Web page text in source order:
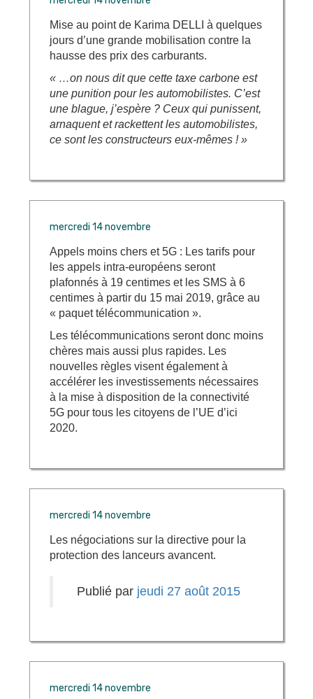
Mise au point de Karima DELLI à quelques
jours d’une grande mobilisation contre la
hausse des prix des carburants.
« …on nous dit que cette taxe carbone est
une punition pour les automobilistes. C’est
une blague, j’espère ? Ceux qui punissent,
arnaquent et rackettent les automobilistes,
ce sont les constructeurs eux-mêmes ! »
mercredi 14 novembre
Appels moins chers et 5G : Les tarifs pour
les appels intra-européens seront
plafonnés à 19 centimes et les SMS à 6
centimes à partir du 15 mai 2019, grâce au
« paquet télécommunication ».
Les télécommunications seront donc moins
chères mais aussi plus rapides. Les
nouvelles règles visent également à
accélérer les investissements nécessaires
à la mise à disposition de la connectivité
5G pour tous les citoyens de l’UE d’ici
2020.
mercredi 14 novembre
Les négociations sur la directive pour la
protection des lanceurs avancent.
Publié par jeudi 27 août 2015
mercredi 14 novembre